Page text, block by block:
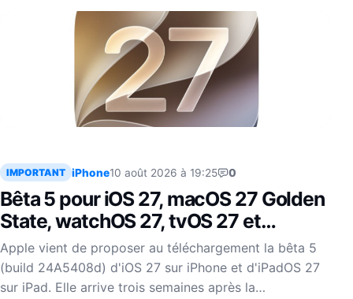
IMPORTANT iPhone10 août 2026 à 19:25 0
Bêta 5 pour iOS 27, macOS 27 Golden
State, watchOS 27, tvOS 27 et
visionOS 27
Apple vient de proposer au téléchargement la bêta 5
(build 24A5408d) d'iOS 27 sur iPhone et d'iPadOS 27
sur iPad. Elle arrive trois semaines après la…